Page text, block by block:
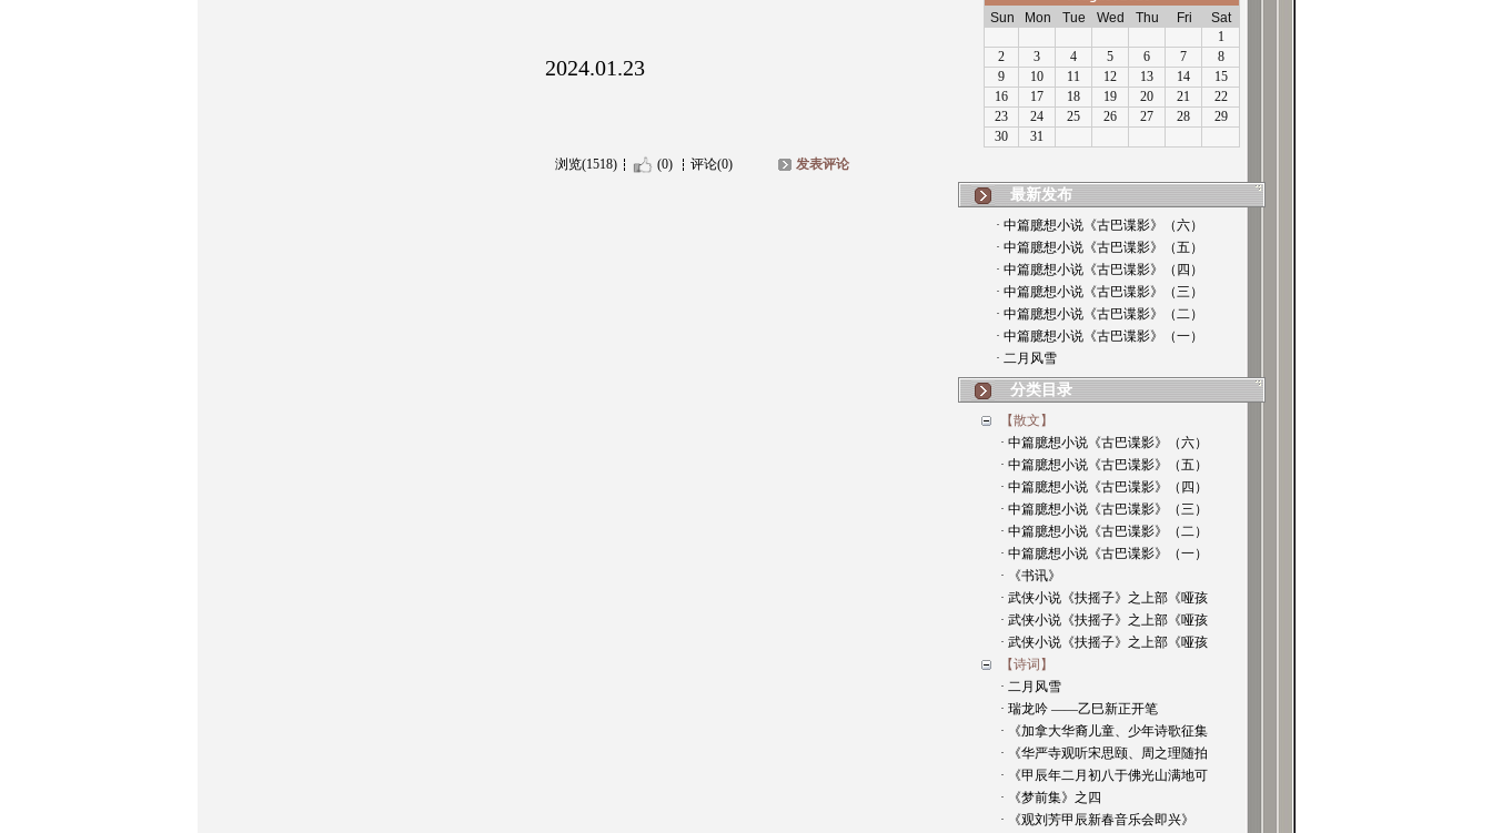
2024.01.23
浏览(1518) (0) 评论(0) 发表评论
最新发布
· 中篇臆想小说《古巴谍影》（六）
· 中篇臆想小说《古巴谍影》（五）
· 中篇臆想小说《古巴谍影》（四）
· 中篇臆想小说《古巴谍影》（三）
· 中篇臆想小说《古巴谍影》（二）
· 中篇臆想小说《古巴谍影》（一）
· 二月风雪
分类目录
【散文】
· 中篇臆想小说《古巴谍影》（六）
· 中篇臆想小说《古巴谍影》（五）
· 中篇臆想小说《古巴谍影》（四）
· 中篇臆想小说《古巴谍影》（三）
· 中篇臆想小说《古巴谍影》（二）
· 中篇臆想小说《古巴谍影》（一）
· 《书讯》
· 武侠小说《扶摇子》之上部《哑孩
· 武侠小说《扶摇子》之上部《哑孩
· 武侠小说《扶摇子》之上部《哑孩
【诗词】
· 二月风雪
· 瑞龙吟 ——乙巳新正开笔
· 《加拿大华裔儿童、少年诗歌征集
· 《华严寺观听宋思颐、周之理随拍
· 《甲辰年二月初八于佛光山满地可
· 《梦前集》之四
· 《观刘芳甲辰新春音乐会即兴》